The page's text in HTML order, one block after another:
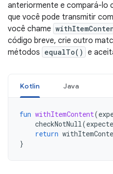
anteriormente e compará-lo
que você pode transmitir
você chame
código breve, crie outro
métodos equalTo() e
Kotlin Java
fun withItemContent(
checkNotNull(
return
}